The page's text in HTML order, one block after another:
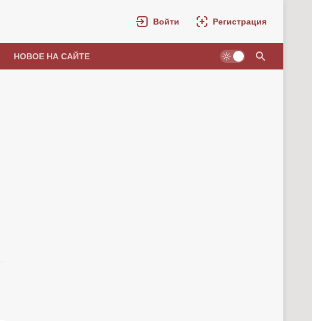
Войти Регистрация
НОВОЕ НА САЙТЕ